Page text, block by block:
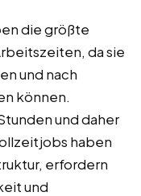
die größte
da sie
und nach
können.
und daher
haben
erfordern
und